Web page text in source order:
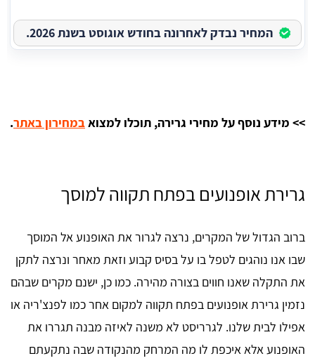
המחיר נבדק לאחרונה בחודש אוגוסט בשנת 2026.
>> מידע נוסף על מחירי גרירה, תוכלו למצואבמחירון באתר.
גרירת אופנועים בפתח תקווה למוסך
ברוב הגדול של המקרים, נרצה לגרור את האופנוע אל המוסך
שבו אנו נוהגים לטפל בו על בסיס קבוע וזאת מאחר ונרצה לתקן
את התקלה שאנו חווים בצורה מהירה. כמו כן, ישנם מקרים שבהם
נזמין גרירת אופנועים בפתח תקווה למקום אחר כמו לפנצ'ריה או
אפילו לבית שלנו. לגרריסט לא משנה לאיזה מבנה תגררו את
האופנוע אלא איכפת לו מה המרחק מהנקודה שבה נתקעתם